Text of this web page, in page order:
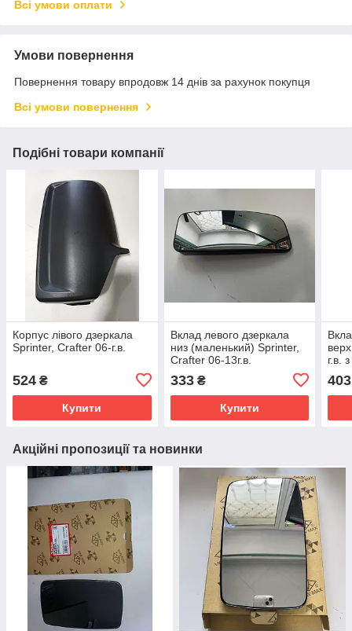
Всі умови оплати
Умови повернення
Повернення товару впродовж 14 днів за рахунок покупця
Всі умови повернення
Подібні товари компанії
Корпус лівого дзеркала
Sprinter, Crafter 06-г.в.
524 ₴
Купити
Вклад левого дзеркала
низ (маленький) Sprinter,
Crafter 06-13г.в.
333₴
Купити
г.в.
403
Акційні пропозиції та новинки